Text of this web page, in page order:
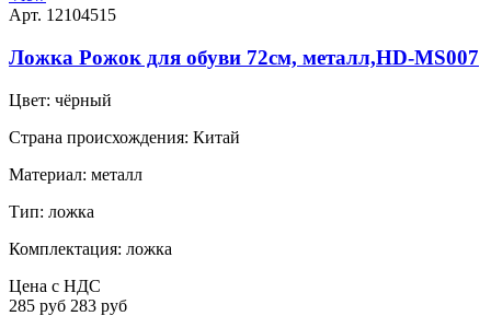
Арт. 12104515
Ложка Рожок для обуви 72см, металл,HD-MS007
Цвет: чёрный
Страна происхождения: Китай
Материал: металл
Тип: ложка
Комплектация: ложка
Цена с НДС
285 руб 283 руб